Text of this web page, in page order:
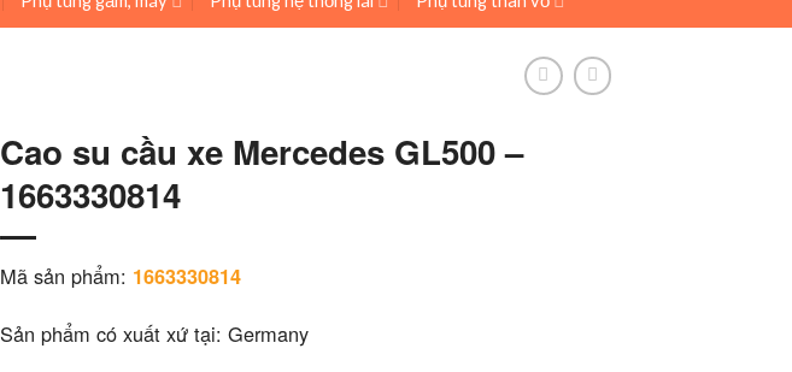
Cao su cầu xe Mercedes GL500 –
1663330814
Mã sản phẩm: 1663330814
Sản phẩm có xuất xứ tại: Germany